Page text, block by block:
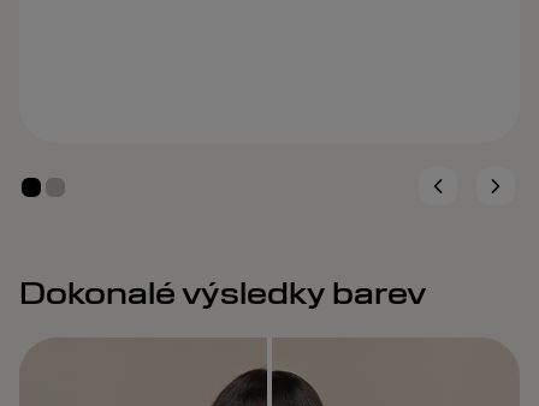
Dokonalé výsledky barev